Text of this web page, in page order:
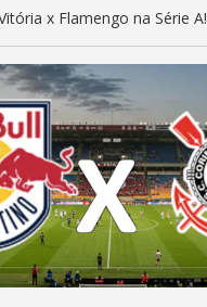
x Flamengo na Série A!